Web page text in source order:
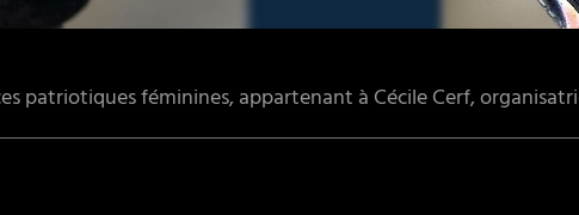
patriotiques féminines, appartenant à Cécile Cerf,